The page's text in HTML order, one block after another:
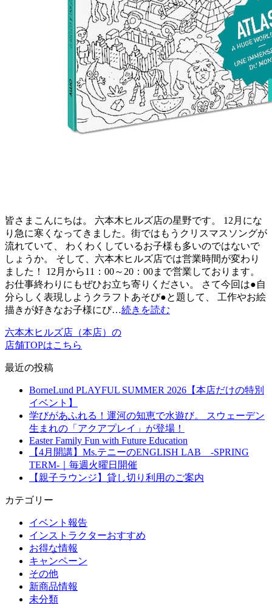
皆さまこんにちは。 六本木ヒルズ店の星野です。 12月にな
り急に寒くなってきました。街ではもうクリスマスソングが
流れていて、 わくわくしているお子様も多いのではないで
しょうか。 そして、六本木ヒルズ店では営業時間が変わり
ました！ 12月から11：00～20：00まで営業しております。
お仕事終わりにもぜひお立ち寄りください。 さて今回は●自
分らしく表現しようクラフトあそび●と題して、 工作やお絵
描きが好きなお子様にぴ…続きを読む
六本木ヒルズ店（本店）の
店舗TOPはこちら
最近の投稿
BorneLund PLAYFUL SUMMER 2026【本店だけの特別
イベント】
学びがあふれる！運河の知恵で水遊び。 スウェーデン
生まれの「アクアプレイ」が登場！
Easter Family Fun with Future Education
【4月開講】Ms.テニーのENGLISH LAB -SPRING
TERM-｜毎週火曜日開催
【親子ラウンジ】貸し切り利用のご案内
カテゴリー
イベント報告
インストラクターおすすめ
お得な情報
キャンペーン
その他
新商品情報
未分類